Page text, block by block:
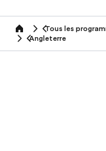
home Tous les
Angleterre